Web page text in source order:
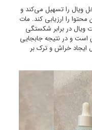
ویال را تسهیل می‌کند و
محتوا را ارزیابی کند. مات
در برابر شکستگی
و در نتیجه جابجایی
خراش و ترک بر